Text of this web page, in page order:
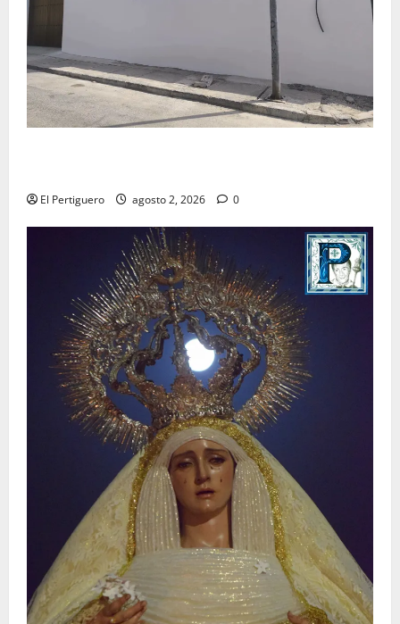
El Pertiguero agosto 2, 2026 0